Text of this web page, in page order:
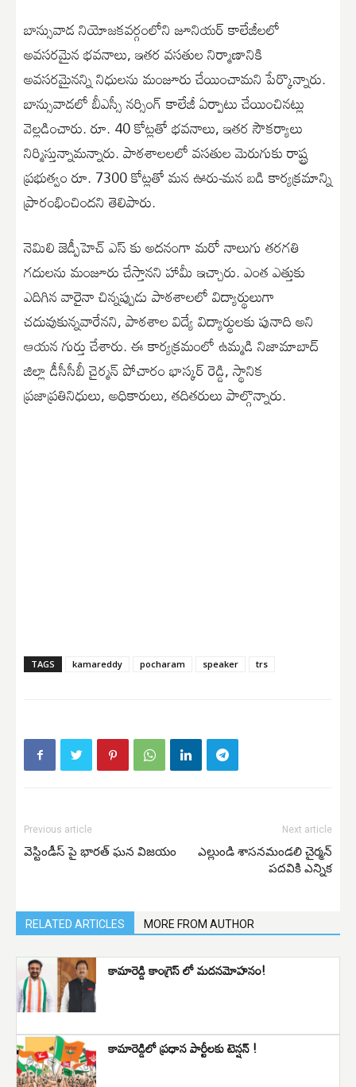
బాన్సువాడ నియోజకవర్గంలోని జూనియర్ కాలేజీలలో
అవసరమైన భవనాలు, ఇతర వసతుల నిర్మాణానికి
అవసరమైనన్ని నిధులను మంజూరు చేయించామని పేర్కొన్నారు.
బాన్సువాడలో బీఎస్సీ నర్సింగ్ కాలేజీ ఏర్పాటు చేయించినట్లు
వెల్లడించారు. రూ. 40 కోట్లతో భవనాలు, ఇతర సౌకర్యాలు
నిర్మిస్తున్నామన్నారు. పాఠశాలలలో వసతుల మెరుగుకు రాష్ట్ర
ప్రభుత్వం రూ. 7300 కోట్లతో మన ఊరు-మన బడి కార్యక్రమాన్ని
ప్రారంభించిందని తెలిపారు.
నెమిలి జెడ్పీహెచ్ ఎస్ కు అదనంగా మరో నాలుగు తరగతి
గదులను మంజూరు చేస్తానని హామీ ఇచ్చారు. ఎంత ఎత్తుకు
ఎదిగిన వారైనా చిన్నప్పుడు పాఠశాలలో విద్యార్థులుగా
చదువుకున్నవారేనని, పాఠశాల విద్యే విద్యార్థులకు పునాది అని
ఆయన గుర్తు చేశారు. ఈ కార్యక్రమంలో ఉమ్మడి నిజామాబాద్
జిల్లా డీసీసీబీ చైర్మన్ పోచారం భాస్కర్ రెడ్డి, స్థానిక
ప్రజాప్రతినిధులు, అధికారులు, తదితరులు పాల్గొన్నారు.
TAGS kamareddy pocharam speaker trs
Previous article
వెస్టిండీస్ పై భారత్ ఘన విజయం
Next article
ఎల్లుండి శాసనమండలి చైర్మన్
పదవికి ఎన్నిక
RELATED ARTICLES MORE FROM AUTHOR
కామారెడ్డి కాంగ్రెస్ లో మదనమోహనం!
కామారెడ్డిలో ప్రధాన పార్టీలకు టెన్షన్ !